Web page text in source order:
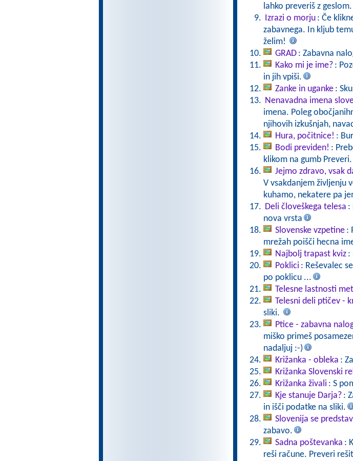
lahko preveriš z geslom.
Izrazi o morju : Če
zabavnega. In kljub
želim!
GRAD : Zabavna
Kako mi je ime? :
in jih vpiši.
Zanke in uganke :
Nenavadna imena
imena. Poleg
njihovih izkušnjah,
Hura, počitnice! :
Bodi previden! :
klikom na gumb
Jejmo zdravo, vsak
V vsakdanjem življenju
kuhamo, nekatere pa
Deli človeškega telesa :
nova vrsta
Slovenske vzpetine :
mrežah poišči hecna
Najbolj trapast kviz :
Poklici : Reševalec
po poklicu ...
Telesne lastnosti
Telesni deli ptičev -
sliki.
Ptice - zabavna
miško primeš
nadaljuj :-)
Križanka - obleka :
Križanka Slovenski
Križanka živali : S
Kje stanuje Darja? :
in išči podatke na sliki.
Slovenija se
zabavo.
Sadna poštevanka :
reši račune. Preveri